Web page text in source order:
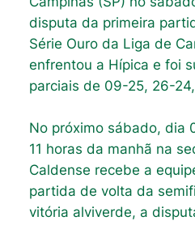
disputa da primeira
Série Ouro da Liga de
enfrentou a Hípica e foi
parciais de 09-25, 26-
No próximo sábado, dia
11 horas da manhã na
Caldense recebe a
partida de volta da
vitória alviverde, a